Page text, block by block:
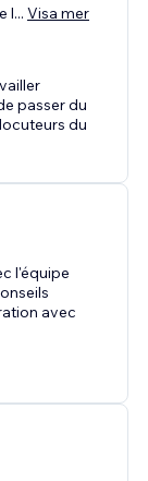
l... Visa mer
passer du
du
l'équipe
avec